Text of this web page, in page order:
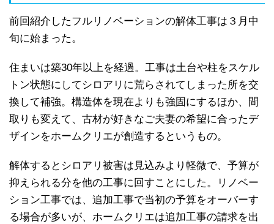
前回紹介したフルリノベーションの解体工事は３月中
旬に始まった。
住まいは築30年以上を経過。工事は土台や柱をスケル
トン状態にしてシロアリに荒らされてしまった所を交
換して補強。構造体を現在よりも強固にするほか、間
取りも変えて、古材が好きなご夫妻の希望に合ったデ
ザインをホームクリエが創造するというもの。
解体するとシロアリ被害は見込みより軽微で、予算が
抑えられる分を他の工事に回すことにした。リノベー
ション工事では、追加工事で当初の予算をオーバーす
る場合が多いが、ホームクリエは追加工事の請求を出